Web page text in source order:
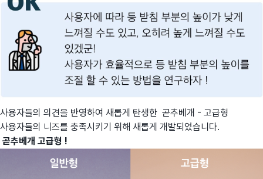
사용자들의 의견을 반영하여 새롭게 탄생한 곧추베개 - 고급형
사용자들의 니즈를 충족시키기 위해 새롭게 개발되었습니다.
곧추베개 고급형 !